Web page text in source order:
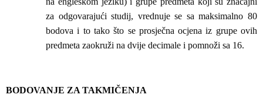
za odgovarajući studij, vrednuje se sa maksimalno 80
bodova i to tako što se prosječna ocjena iz grupe ovih
predmeta zaokruži na dvije decimale i pomnoži sa 16.
BODOVANJE ZA TAKMIČENJA